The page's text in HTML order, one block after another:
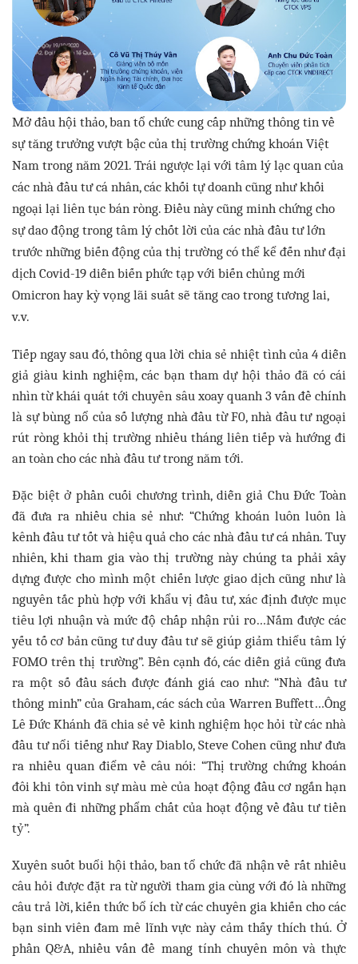
Mở đầu hội thảo, ban tổ chức cung cấp những thông tin về
sự tăng trưởng vượt bậc của thị trường chứng khoán Việt
Nam trong năm 2021. Trái ngược lại với tâm lý lạc quan của
các nhà đầu tư cá nhân, các khối tự doanh cũng như khối
ngoại lại liên tục bán ròng. Điều này cũng minh chứng cho
sự dao động trong tâm lý chốt lời của các nhà đầu tư lớn
trước những biến động của thị trường có thể kể đến như đại
dịch Covid-19 diễn biến phức tạp với biến chủng mới
Omicron hay kỳ vọng lãi suất sẽ tăng cao trong tương lai,
v.v.
Tiếp ngay sau đó, thông qua lời chia sẻ nhiệt tình của 4 diễn
giả giàu kinh nghiệm, các bạn tham dự hội thảo đã có cái
nhìn từ khái quát tới chuyên sâu xoay quanh 3 vấn đề chính
là sự bùng nổ của số lượng nhà đầu từ F0, nhà đầu tư ngoại
rút ròng khỏi thị trường nhiều tháng liên tiếp và hướng đi
an toàn cho các nhà đầu tư trong năm tới.
Đặc biệt ở phần cuối chương trình, diễn giả Chu Đức Toàn
đã đưa ra nhiều chia sẻ như: “Chứng khoán luôn luôn là
kênh đầu tư tốt và hiệu quả cho các nhà đầu tư cá nhân. Tuy
nhiên, khi tham gia vào thị trường này chúng ta phải xây
dựng được cho mình một chiến lược giao dịch cũng như là
nguyên tắc phù hợp với khẩu vị đầu tư, xác định được mục
tiêu lợi nhuận và mức độ chấp nhận rủi ro…Nắm được các
yếu tố cơ bản cũng tư duy đầu tư sẽ giúp giảm thiểu tâm lý
FOMO trên thị trường”. Bên cạnh đó, các diễn giả cũng đưa
ra một số đầu sách được đánh giá cao như: “Nhà đầu tư
thông minh” của Graham, các sách của Warren Buffett…Ông
Lê Đức Khánh đã chia sẻ về kinh nghiệm học hỏi từ các nhà
đầu tư nổi tiếng như Ray Diablo, Steve Cohen cũng như đưa
ra nhiều quan điểm về câu nói: “Thị trường chứng khoán
đôi khi tôn vinh sự màu mè của hoạt động đầu cơ ngắn hạn
mà quên đi những phẩm chất của hoạt động về đầu tư tiền
tỷ”.
Xuyên suốt buổi hội thảo, ban tổ chức đã nhận về rất nhiều
câu hỏi được đặt ra từ người tham gia cùng với đó là những
câu trả lời, kiến thức bổ ích từ các chuyên gia khiến cho các
bạn sinh viên đam mê lĩnh vực này cảm thấy thích thú. Ở
phần Q&A, nhiều vấn đề mang tính chuyên môn và thực